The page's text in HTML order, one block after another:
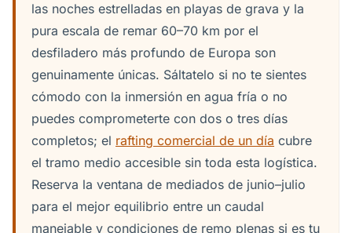
las noches estrelladas en playas de grava y la
pura escala de remar 60–70 km por el
desfiladero más profundo de Europa son
genuinamente únicas. Sáltatelo si no te sientes
cómodo con la inmersión en agua fría o no
puedes comprometerte con dos o tres días
completos; el rafting comercial de un día cubre
el tramo medio accesible sin toda esta logística.
Reserva la ventana de mediados de junio–julio
para el mejor equilibrio entre un caudal
manejable y condiciones de remo plenas si es tu